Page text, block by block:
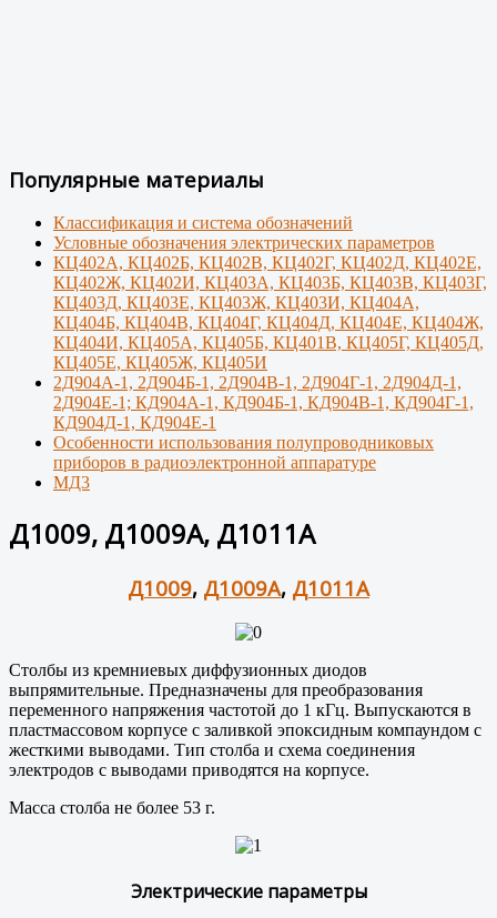
Популярные материалы
Классификация и система обозначений
Условные обозначения электрических параметров
КЦ402А, КЦ402Б, КЦ402В, КЦ402Г, КЦ402Д, КЦ402Е,
КЦ402Ж, КЦ402И, КЦ403А, КЦ403Б, КЦ403В, КЦ403Г,
КЦ403Д, КЦ403Е, КЦ403Ж, КЦ403И, КЦ404А,
КЦ404Б, КЦ404В, КЦ404Г, КЦ404Д, КЦ404Е, КЦ404Ж,
КЦ404И, КЦ405А, КЦ405Б, КЦ401В, КЦ405Г, КЦ405Д,
КЦ405Е, КЦ405Ж, КЦ405И
2Д904А-1, 2Д904Б-1, 2Д904В-1, 2Д904Г-1, 2Д904Д-1,
2Д904Е-1; КД904А-1, КД904Б-1, КД904В-1, КД904Г-1,
КД904Д-1, КД904Е-1
Особенности использования полупроводниковых
приборов в радиоэлектронной аппаратуре
МД3
Д1009, Д1009А, Д1011А
Д1009, Д1009А, Д1011А
Столбы из кремниевых диффузионных диодов
выпрямительные. Предназначены для преобразования
переменного напряжения частотой до 1 кГц. Выпускаются в
пластмассовом корпусе с заливкой эпоксидным компаундом с
жесткими выводами. Тип столба и схема соединения
электродов с выводами приводятся на корпусе.
Масса столба не более 53 г.
Электрические параметры